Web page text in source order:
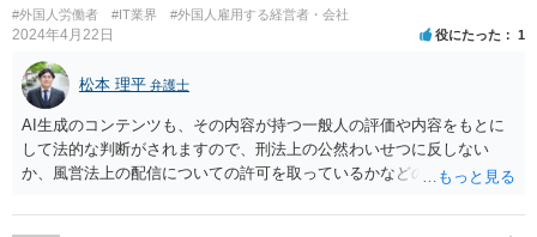
#外国人労働者 #IT業界 #外国人雇用する経営者・会社
2024年4月22日 役にたった 1
松本 理平 弁護士
AI生成のコンテンツも、その内容が持つ一般人の評価や内容をもとに
して法的な判断がされますので、刑法上の公然わいせつに反しない
か、風営法上の配信についての許可を取っているかなどの検討が必要
うかの問題も生じます。